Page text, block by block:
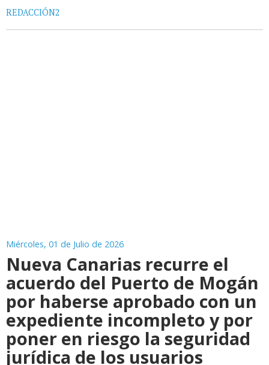
REDACCIÓN2
Miércoles, 01 de Julio de 2026
Nueva Canarias recurre el
acuerdo del Puerto de Mogán
por haberse aprobado con un
expediente incompleto y por
poner en riesgo la seguridad
jurídica de los usuarios